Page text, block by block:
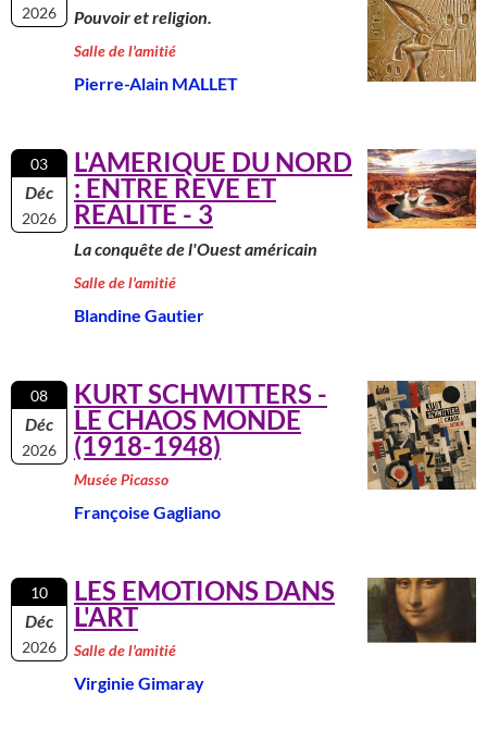
2026 Pouvoir et religion.
Salle de l'amitié
Pierre-Alain MALLET
03
Déc
2026
L'AMERIQUE DU NORD
: ENTRE REVE ET
REALITE - 3
La conquête de l'Ouest américain
Salle de l'amitié
Blandine Gautier
08
Déc
2026
KURT SCHWITTERS -
LE CHAOS MONDE
(1918-1948)
Musée Picasso
Françoise Gagliano
10
Déc
2026
LES EMOTIONS DANS
L'ART
Salle de l'amitié
Virginie Gimaray